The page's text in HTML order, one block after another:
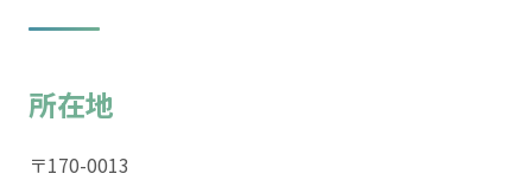
所在地
〒170-0013